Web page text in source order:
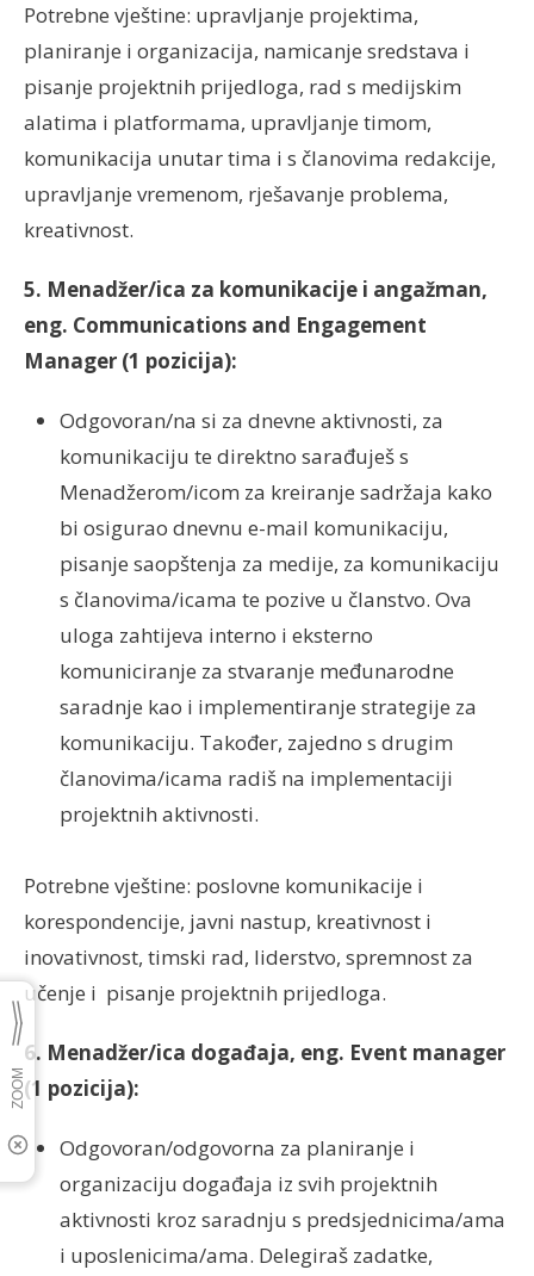
Potrebne vještine: upravljanje projektima,
planiranje i organizacija, namicanje sredstava i
pisanje projektnih prijedloga, rad s medijskim
alatima i platformama, upravljanje timom,
komunikacija unutar tima i s članovima redakcije,
upravljanje vremenom, rješavanje problema,
kreativnost.
5. Menadžer/ica za komunikacije i angažman,
eng. Communications and Engagement
Manager (1 pozicija):
Odgovoran/na si za dnevne aktivnosti, za
komunikaciju te direktno sarađuješ s
Menadžerom/icom za kreiranje sadržaja kako
bi osigurao dnevnu e-mail komunikaciju,
pisanje saopštenja za medije, za komunikaciju
s članovima/icama te pozive u članstvo. Ova
uloga zahtijeva interno i eksterno
komuniciranje za stvaranje međunarodne
saradnje kao i implementiranje strategije za
komunikaciju. Također, zajedno s drugim
članovima/icama radiš na implementaciji
projektnih aktivnosti.
Potrebne vještine: poslovne komunikacije i
korespondencije, javni nastup, kreativnost i
inovativnost, timski rad, liderstvo, spremnost za
učenje i pisanje projektnih prijedloga.
6. Menadžer/ica događaja, eng. Event manager
(1 pozicija):
Odgovoran/odgovorna za planiranje i
organizaciju događaja iz svih projektnih
aktivnosti kroz saradnju s predsjednicima/ama
i uposlenicima/ama. Delegiraš zadatke,